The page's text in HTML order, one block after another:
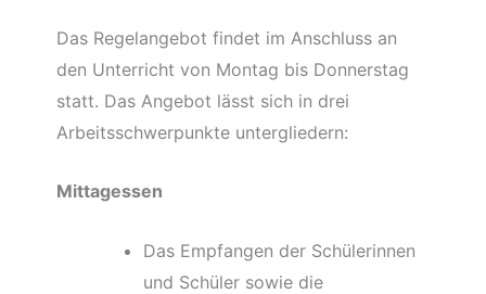
Das Regelangebot findet im Anschluss an
den Unterricht von Montag bis Donnerstag
statt. Das Angebot lässt sich in drei
Arbeitsschwerpunkte untergliedern:
Mittagessen
Das Empfangen der Schülerinnen
und Schüler sowie die